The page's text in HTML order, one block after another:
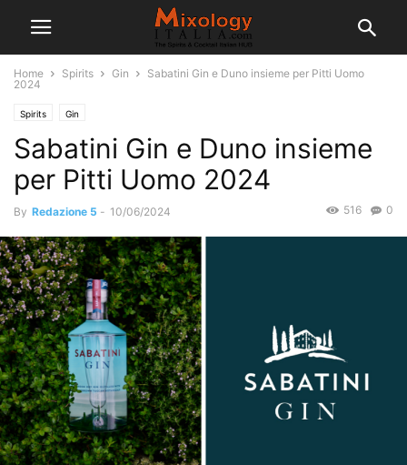
Home Spirits Gin
Sabatini Gin e Duno insieme per Pitti Uomo
2024
Spirits Gin
Sabatini Gin e Duno insieme
per Pitti Uomo 2024
By Redazione 5 - 10/06/2024 0
516